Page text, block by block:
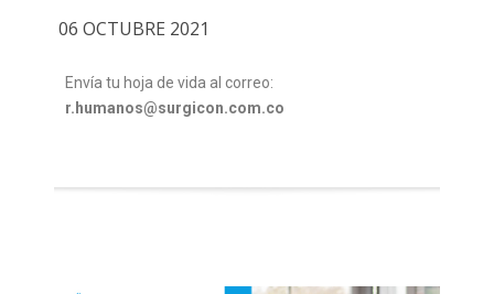
06 OCTUBRE 2021
Envía tu hoja de vida al correo:
r.humanos@surgicon.com.co